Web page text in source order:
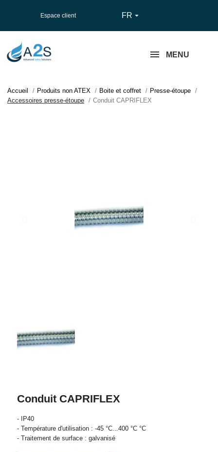
Espace client FR 
MENU
Accueil Produits non ATEX Boite et coffret
Presse-étoupe
Accessoires presse-étoupe
Conduit CAPRIFLEX
Conduit CAPRIFLEX
- IP40
- Température d'utilisation : -45 °C...400 °C °C
- Traitement de surface : galvanisé